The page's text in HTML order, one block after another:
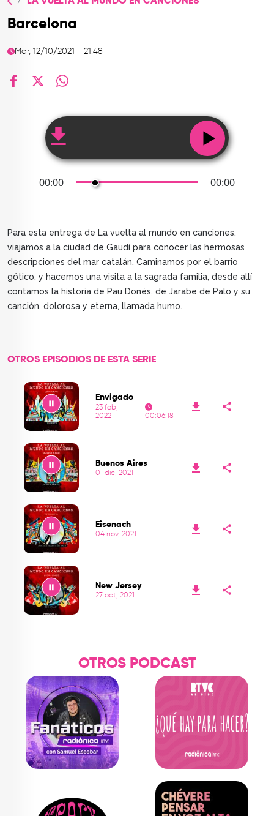
TOP
CONTACTO
Barcelona
Mar, 12/10/2021 - 21:48
00:00 00:00
Para esta entrega de La vuelta al mundo en canciones,
viajamos a la ciudad de Gaudí para conocer las hermosas
descripciones del mar catalán. Caminamos por el barrio
gótico, y hacemos una visita a la sagrada familia, desde allí
contamos la historia de Pau Donés, de Jarabe de Palo y su
canción, dolorosa y eterna, llamada humo.
OTROS EPISODIOS DE ESTA SERIE
Envigado
23 feb,
2022
00:06:18
Buenos Aires
01 dic, 2021
Eisenach
04 nov, 2021
New Jersey
27 oct, 2021
OTROS PODCAST